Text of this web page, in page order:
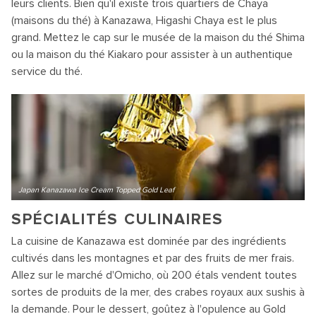
leurs clients. Bien qu'il existe trois quartiers de Chaya
(maisons du thé) à Kanazawa, Higashi Chaya est le plus
grand. Mettez le cap sur le musée de la maison du thé Shima
ou la maison du thé Kiakaro pour assister à un authentique
service du thé.
Japan Kanazawa Ice Cream Topped Gold Leaf
SPÉCIALITÉS CULINAIRES
La cuisine de Kanazawa est dominée par des ingrédients
cultivés dans les montagnes et par des fruits de mer frais.
Allez sur le marché d'Omicho, où 200 étals vendent toutes
sortes de produits de la mer, des crabes royaux aux sushis à
la demande. Pour le dessert, goûtez à l'opulence au Gold